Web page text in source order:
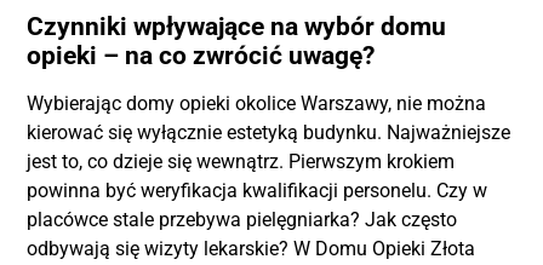
Czynniki wpływające na wybór domu
opieki – na co zwrócić uwagę?
Wybierając domy opieki okolice Warszawy, nie można
kierować się wyłącznie estetyką budynku. Najważniejsze
jest to, co dzieje się wewnątrz. Pierwszym krokiem
powinna być weryfikacja kwalifikacji personelu. Czy w
placówce stale przebywa pielęgniarka? Jak często
odbywają się wizyty lekarskie? W Domu Opieki Złota